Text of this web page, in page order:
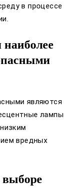
в процессе
являются
лампы
вредных
выборе